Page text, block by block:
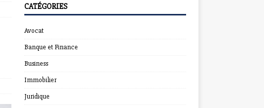
CATÉGORIES
Avocat
Banque et Finance
Business
Immobilier
Juridique